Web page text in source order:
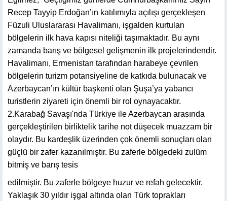
Recep Tayyip Erdoğan’ın katılımıyla açılışı gerçekleşen
Füzuli Uluslararası Havalimanı, işgalden kurtulan
bölgelerin ilk hava kapısı niteliği taşımaktadır. Bu aynı
zamanda barış ve bölgesel gelişmenin ilk projelerindendir.
Havalimanı, Ermenistan tarafından harabeye çevrilen
bölgelerin turizm potansiyeline de katkıda bulunacak ve
Azerbaycan’ın kültür başkenti olan Şuşa’ya yabancı
turistlerin ziyareti için önemli bir rol oynayacaktır.
2.Karabağ Savaşı'nda Türkiye ile Azerbaycan arasında
gerçekleştirilen birliktelik tarihe not düşecek muazzam bir
olaydır. Bu kardeşlik üzerinden çok önemli sonuçları olan
güçlü bir zafer kazanılmıştır. Bu zaferle bölgedeki zulüm
bitmiş ve barış tesis
edilmiştir. Bu zaferle bölgeye huzur ve refah gelecektir.
Yaklaşık 30 yıldır işgal altında olan Türk toprakları